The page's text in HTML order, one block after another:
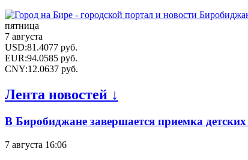
пятница
7 августа
USD:81.4077 руб.
EUR:94.0585 руб.
CNY:12.0637 руб.
Лента новостей ↓
В Биробиджане завершается приемка
7 августа 16:06